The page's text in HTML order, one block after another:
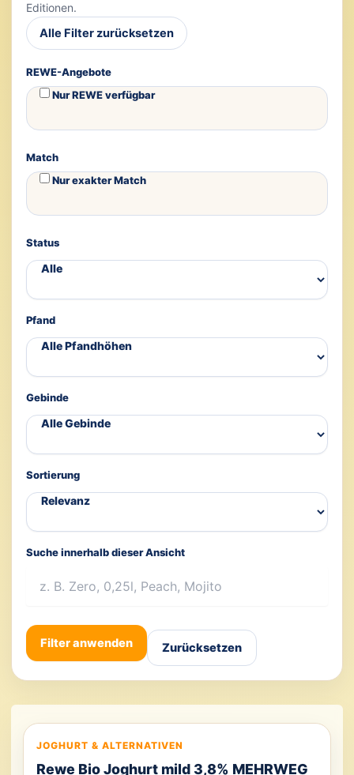
Editionen.
Alle Filter zurücksetzen
REWE-Angebote
Nur REWE verfügbar
Match
Nur exakter Match
Status
Pfand
Gebinde
Sortierung
Suche innerhalb dieser Ansicht
Filter anwenden Zurücksetzen
JOGHURT & ALTERNATIVEN
Rewe Bio Joghurt mild 3,8% MEHRWEG